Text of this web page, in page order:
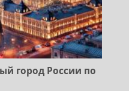
город России по